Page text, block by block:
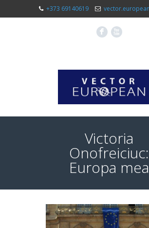
+373 69140619
F X
Victoria
Onofreiciuc:
Europa mea